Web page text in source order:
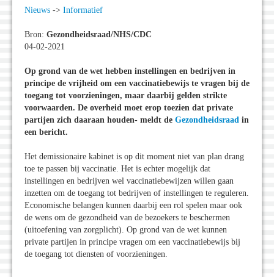
Nieuws -> Informatief
Bron: Gezondheidsraad/NHS/CDC
04-02-2021
Op grond van de wet hebben instellingen en bedrijven in
principe de vrijheid om een vaccinatiebewijs te vragen bij de
toegang tot voorzieningen, maar daarbij gelden strikte
voorwaarden. De overheid moet erop toezien dat private
partijen zich daaraan houden- meldt de Gezondheidsraad in
een bericht.
Het demissionaire kabinet is op dit moment niet van plan drang
toe te passen bij vaccinatie. Het is echter mogelijk dat
instellingen en bedrijven wel vaccinatiebewijzen willen gaan
inzetten om de toegang tot bedrijven of instellingen te reguleren.
Economische belangen kunnen daarbij een rol spelen maar ook
de wens om de gezondheid van de bezoekers te beschermen
(uitoefening van zorgplicht). Op grond van de wet kunnen
private partijen in principe vragen om een vaccinatiebewijs bij
de toegang tot diensten of voorzieningen.